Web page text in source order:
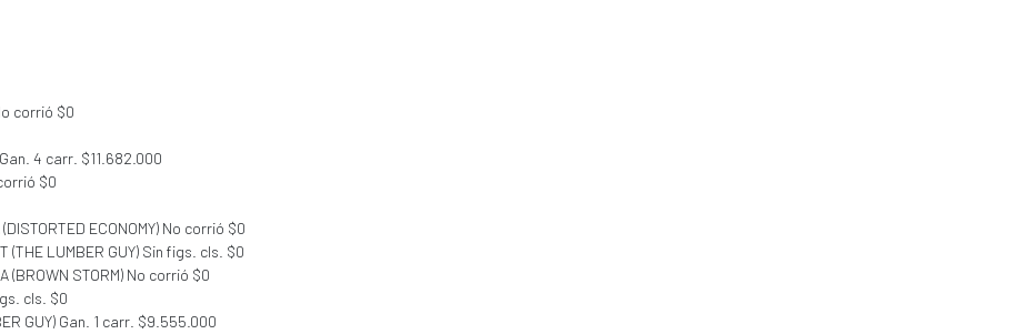
corrió $0
Gan. 4 carr. $11.682.000
$0
(DISTORTED ECONOMY) No corrió $0
(THE LUMBER GUY) Sin figs. cls. $0
(BROWN STORM) No corrió $0
cls. $0
GUY) Gan. 1 carr. $9.555.000